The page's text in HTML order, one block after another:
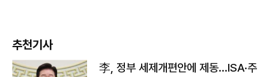
추천기사
李, 정부 세제개편안에 제동…ISA·주